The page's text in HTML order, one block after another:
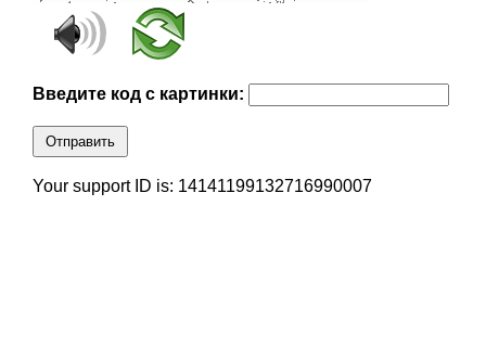
Введите код с картинки:
Отправить
Your support ID is: 14141199132716990007